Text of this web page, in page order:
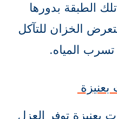
الطبقة بدورها
الخزان للتآكل
تسرب المياه.
بعنيزة توفر العزل